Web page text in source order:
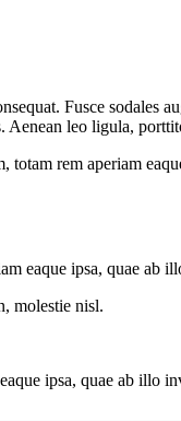
Fusce sodales
leo ligula,
rem aperiam
eaque ipsa, quae ab
molestie nisl.
ipsa, quae ab illo